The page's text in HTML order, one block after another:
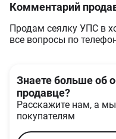
Комментарий
Продам сеялку УПС в
все вопросы по
Знаете больше об
продавце?
Расскажите нам, а
покупателям